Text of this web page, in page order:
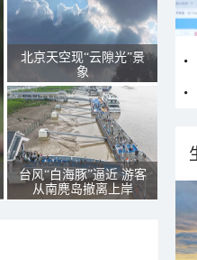
北京天空现“云隙光”景
象
台风“白海豚”逼近 游客
从南麂岛撤离上岸